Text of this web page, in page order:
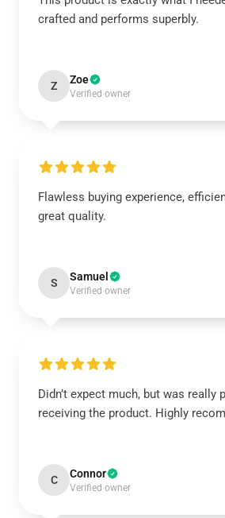
crafted and performs superbly.
Z Zoe
Verified owner
Flawless buying experience,
great quality.
S Samuel
Verified owner
Didn’t expect much, but was really
receiving the product. Highly
C Connor
Verified owner